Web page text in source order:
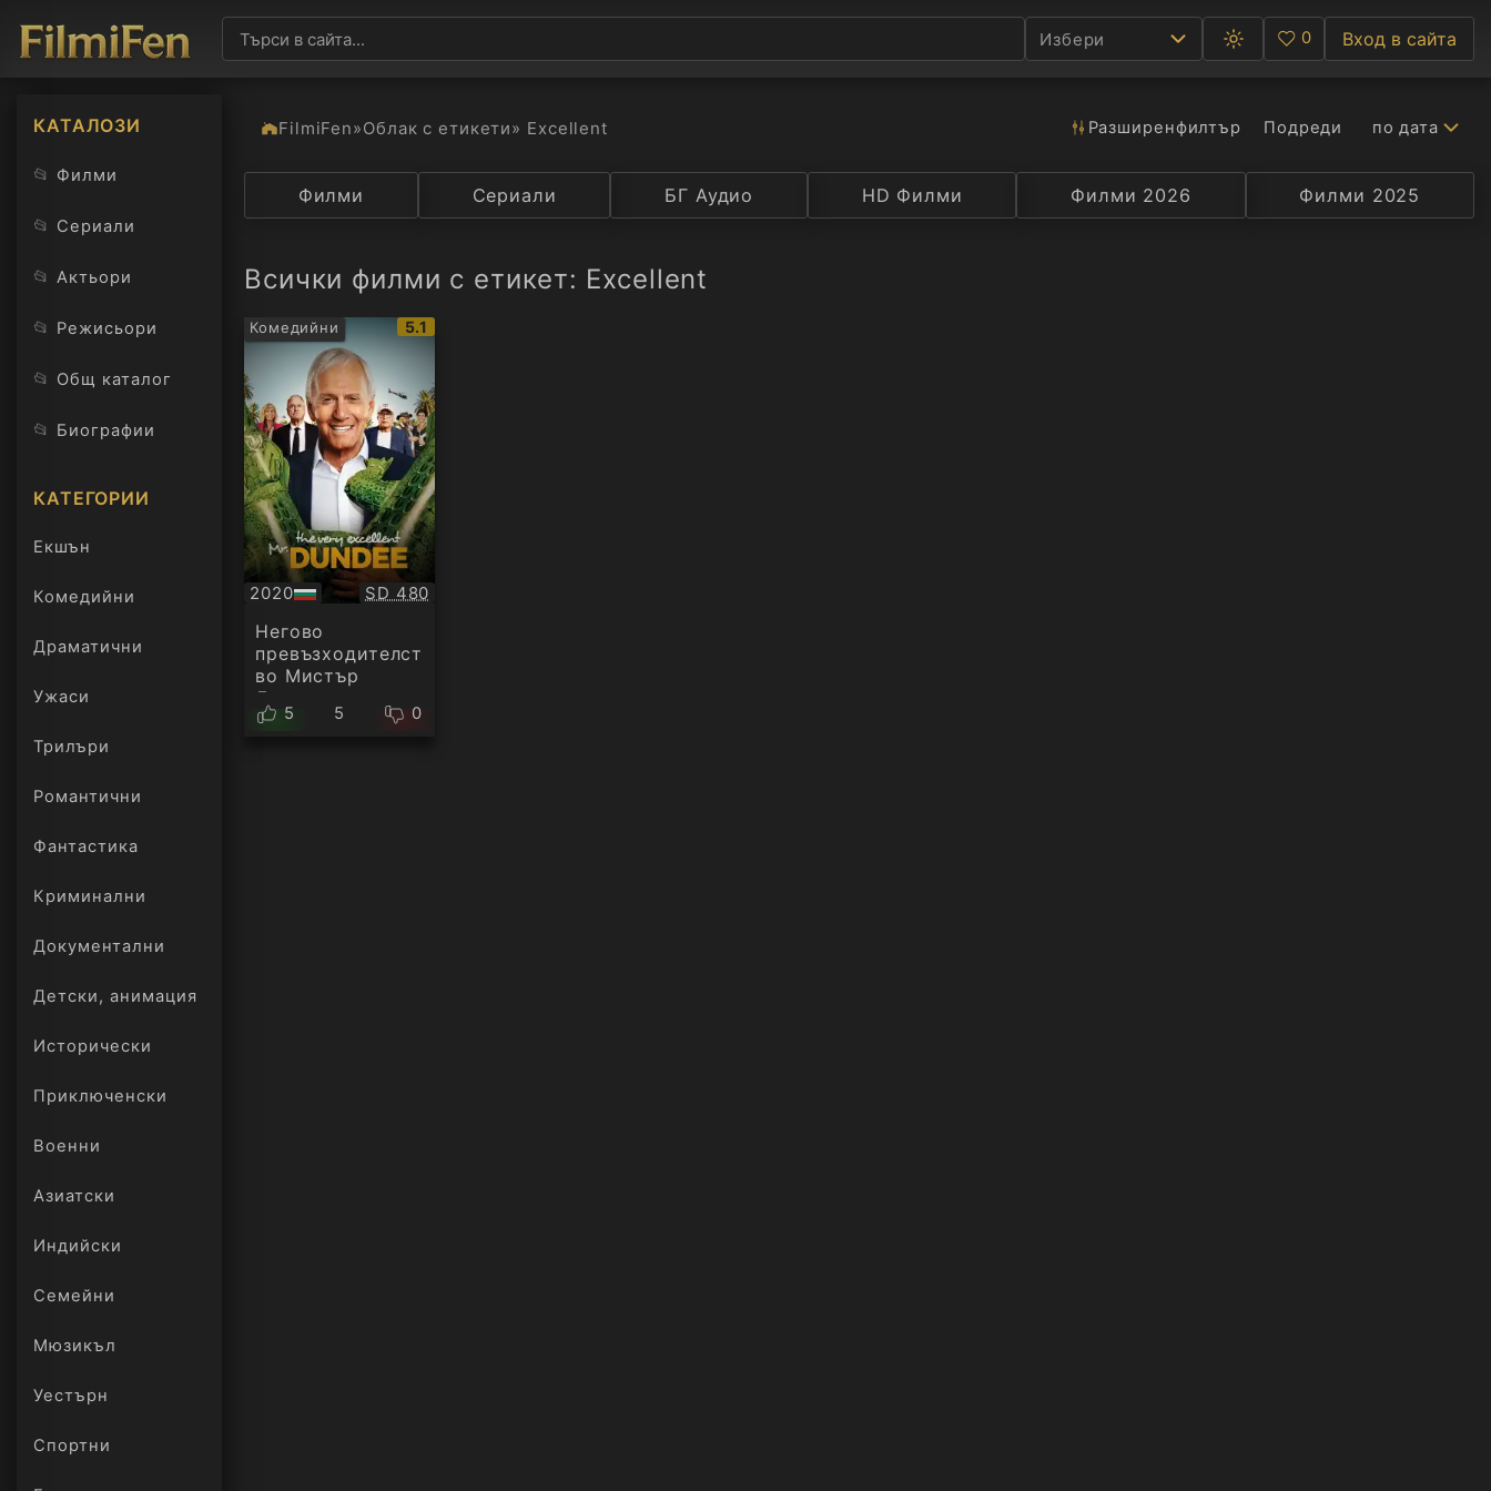
Избери
Превключване
между
светла
Любими
0 Вход в сайта
КАТАЛОЗИ
📂 Филми
📂 Сериали
📂 Актьори
📂 Режисьори
📂 Общ каталог
📂 Биографии
КАТЕГОРИИ
Екшън
Комедийни
Драматични
Ужаси
Трилъри
онлайн
Романтични
Фантастика
Криминални
Документални
Детски, анимация
Исторически
Приключенски
Военни
Азиатски
Индийски
Семейни
Мюзикъл
Уестърн
Спортни
FilmiFen»Облак с етикети» Excellent Разширенфилтър Подреди по дата
Категория Държава Рейтинг Селекция Превод Актьор
Филми Сериали БГ Аудио HD Филми Филми 2026 Филми 2025
Всички филми с етикет: Excellent
Комедийни
IMDb
5.1
2020
БГ
аудио
Качество:
SD 480
Негово
превъзходителст
во Мистър
Дънди
5 5 0